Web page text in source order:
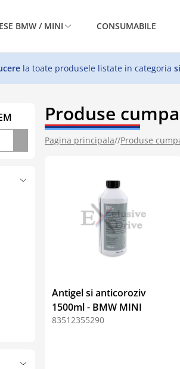
BMW / MINI CONSUMABILE
la toate produsele listate in categoria
Produse
Pagina principala//Produse
Antigel si anticoroziv
1500ml - BMW MINI
83512355290